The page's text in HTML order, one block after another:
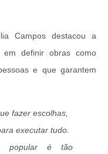
Campos destacou a
em definir obras como
e que garantem
fazer escolhas,
executar tudo.
popular é tão